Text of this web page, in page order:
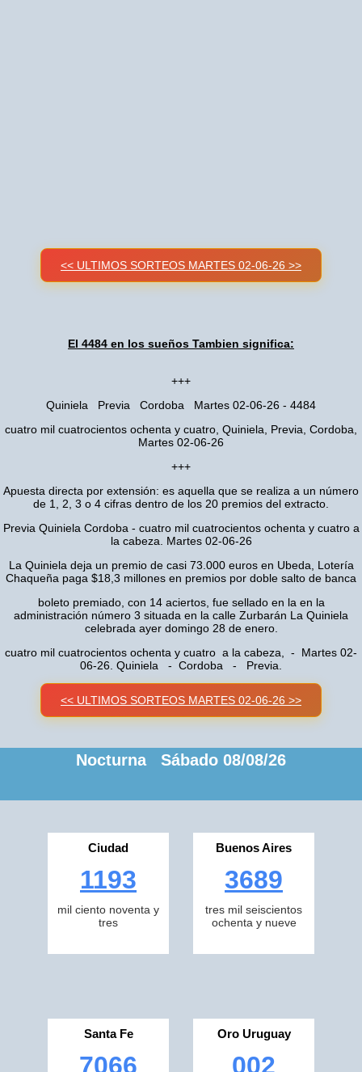
<< ULTIMOS SORTEOS MARTES 02-06-26 >>
El 4484 en los sueños Tambien significa:
+++
Quiniela Previa Cordoba Martes 02-06-26 - 4484
cuatro mil cuatrocientos ochenta y cuatro, Quiniela, Previa, Cordoba,
Martes 02-06-26
+++
Apuesta directa por extensión: es aquella que se realiza a un número
de 1, 2, 3 o 4 cifras dentro de los 20 premios del extracto.
Previa Quiniela Cordoba - cuatro mil cuatrocientos ochenta y cuatro a
la cabeza. Martes 02-06-26
La Quiniela deja un premio de casi 73.000 euros en Ubeda, Lotería
Chaqueña paga $18,3 millones en premios por doble salto de banca
boleto premiado, con 14 aciertos, fue sellado en la en la
administración número 3 situada en la calle Zurbarán La Quiniela
celebrada ayer domingo 28 de enero.
cuatro mil cuatrocientos ochenta y cuatro a la cabeza, - Martes 02-
06-26. Quiniela - Cordoba - Previa.
<< ULTIMOS SORTEOS MARTES 02-06-26 >>
Nocturna Sábado 08/08/26
Ciudad
1193
mil ciento noventa y
tres
Buenos Aires
3689
tres mil seiscientos
ochenta y nueve
Santa Fe
7066
Oro Uruguay
002